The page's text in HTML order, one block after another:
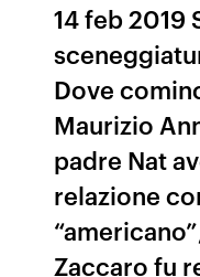
14 feb 2019
Dove
Maurizio
padre Nat
relazione
Zaccaro fu